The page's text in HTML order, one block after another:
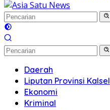
Daerah
Liputan Provinsi Kalsel
Ekonomi
Kriminal